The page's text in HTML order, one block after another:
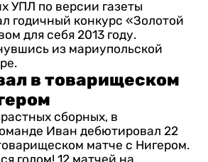
УПЛ по версии газеты
годичный конкурс «Золотой
для себя 2013 году.
из мариупольской
в товарищеском
сборных, в
Иван дебютировал 22
матче с Нигером.
голом! 12 матчей на